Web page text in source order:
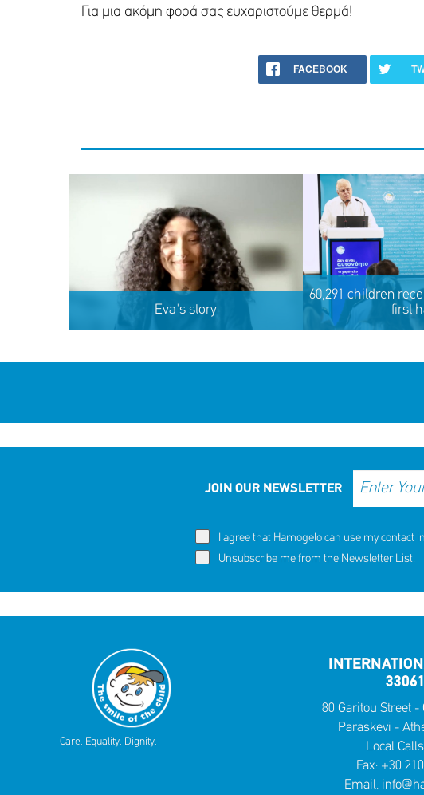
Για μια ακόμη φορά σας ευχαριστούμε θερμά!
FACEBOOK
Eva's story
Eva's story
60,291 children
first
60,291 children
first half
JOIN OUR NEWSLETTER
I agree that Hamogelo can use my
Unsubscribe me from the Newsletter List.
Care. Equality. Dignity.
80 Garitou Street -
Paraskevi -
Local
Fax: +30
Email: